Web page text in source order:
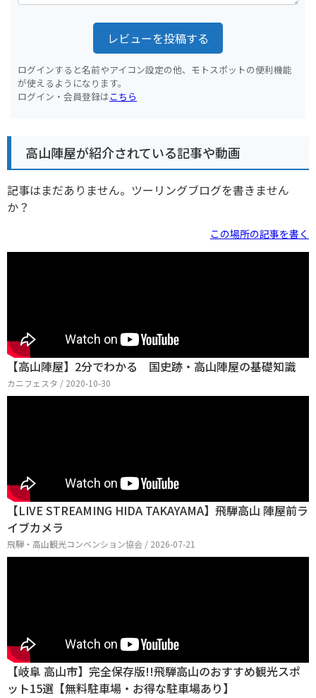
レビューを投稿する
ログインすると名前やアイコン設定の他、モトスポットの便利機能
が使えるようになります。
ログイン・会員登録はこちら
高山陣屋が紹介されている記事や動画
記事はまだありません。ツーリングブログを書きません
か？
この場所の記事を書く
【高山陣屋】2分でわかる 国史跡・高山陣屋の基礎知識
カニフェスタ / 2020-10-30
【LIVE STREAMING HIDA TAKAYAMA】飛騨高山 陣屋前ラ
イブカメラ
飛騨・高山観光コンベンション協会 / 2026-07-21
【岐阜 高山市】完全保存版!!飛騨高山のおすすめ観光スポ
ット15選【無料駐車場・お得な駐車場あり】